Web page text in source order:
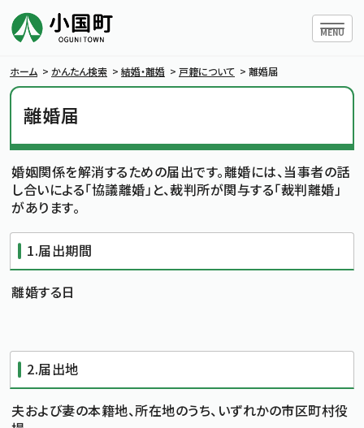
ハンバ
MENU
暮らしの情報
行政情報
文字の大きさをもとの大きさに戻す
文字を大きくする
ホーム > かんたん検索 > 結婚・離婚 > 戸籍について > 離婚届
離婚届
婚姻関係を解消するための届出です。離婚には、当事者の話
し合いによる「協議離婚」と、裁判所が関与する「裁判離婚」
があります。
1.届出期間
離婚する日
2.届出地
夫および妻の本籍地、所在地のうち、いずれかの市区町村役